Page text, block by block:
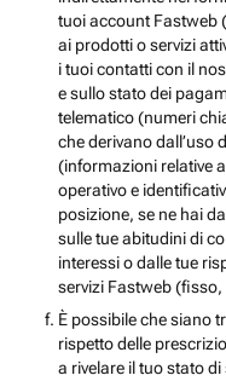
tuoi account Fastweb
ai prodotti o servizi
i tuoi contatti con il
e sullo stato dei
telematico (numeri
che derivano dall’uso
(informazioni relative
operativo e
posizione, se ne hai
sulle tue abitudini di
interessi o dalle tue
servizi Fastweb
È possibile che siano
rispetto delle
a rivelare il tuo stato